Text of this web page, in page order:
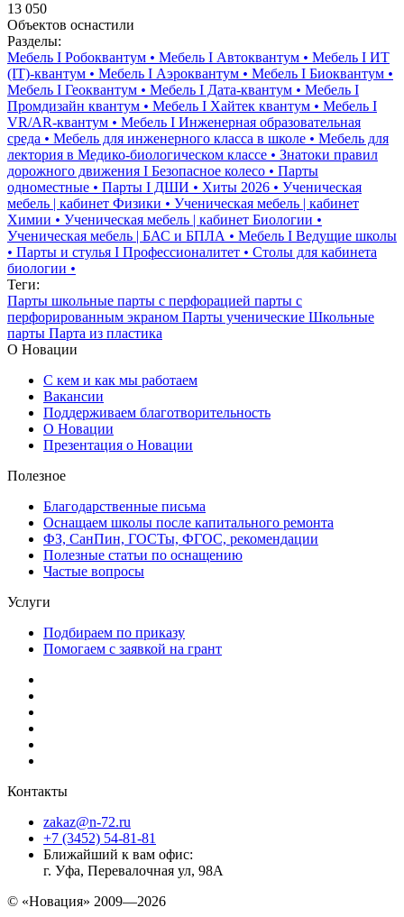
13 050
Объектов оснастили
Разделы:
Мебель I Робоквантум • Мебель I Автоквантум • Мебель I ИТ
(IT)-квантум • Мебель I Аэроквантум • Мебель I Биоквантум •
Мебель I Геоквантум • Мебель I Дата-квантум • Мебель I
Промдизайн квантум • Мебель I Хайтек квантум • Мебель I
VR/AR-квантум • Мебель I Инженерная образовательная
среда • Мебель для инженерного класса в школе • Мебель для
лектория в Медико-биологическом классе • Знатоки правил
дорожного движения I Безопасное колесо • Парты
одноместные • Парты I ДШИ • Хиты 2026 • Ученическая
мебель | кабинет Физики • Ученическая мебель | кабинет
Химии • Ученическая мебель | кабинет Биологии •
Ученическая мебель | БАС и БПЛА • Мебель I Ведущие школы
• Парты и стулья I Профессионалитет • Столы для кабинета
биологии •
Теги:
Парты школьные парты с перфорацией парты с
перфорированным экраном Парты ученические Школьные
парты Парта из пластика
О Новации
С кем и как мы работаем
Вакансии
Поддерживаем благотворительность
О Новации
Презентация о Новации
Полезное
Благодарственные письма
Оснащаем школы после капитального ремонта
ФЗ, СанПин, ГОСТы, ФГОС, рекомендации
Полезные статьи по оснащению
Частые вопросы
Услуги
Подбираем по приказу
Помогаем с заявкой на грант
Контакты
zakaz@n-72.ru
+7 (3452) 54-81-81
Ближайший к вам офис:
г. Уфа, Перевалочная ул, 98А
© «Новация» 2009—2026